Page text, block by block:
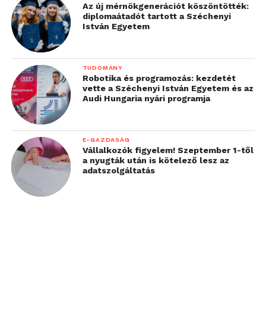
Az új mérnökgenerációt köszöntötték:
diplomaátadót tartott a Széchenyi
István Egyetem
TUDOMÁNY
Robotika és programozás: kezdetét
vette a Széchenyi István Egyetem és az
Audi Hungaria nyári programja
E-GAZDASÁG
Vállalkozók figyelem! Szeptember 1-től
a nyugták után is kötelező lesz az
adatszolgáltatás